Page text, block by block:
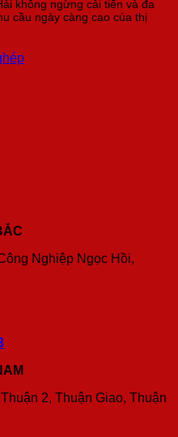
không ngừng cải tiến và đa
cầu ngày càng cao của thị
Nghiệp Ngọc Hồi,
2, Thuận Giao, Thuận